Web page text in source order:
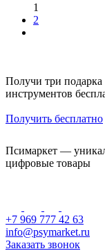
1
2
Получи три
инструментов
Получить бесплатно
Псимаркет —
цифровые товары
+7 969 777 42 63
info@psymarket.ru
Заказать звонок